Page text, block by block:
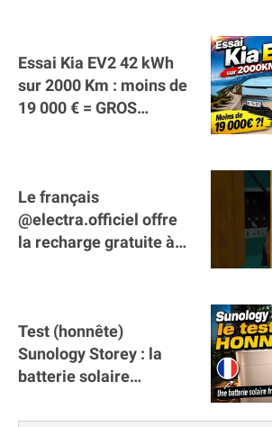
Essai Kia EV2 42 kWh
sur 2000 Km : moins de
19 000 € = GROS
Le français
@electra.officiel offre
la recharge gratuite à
Test (honnête)
Sunology Storey : la
batterie solaire